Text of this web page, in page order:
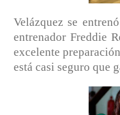
Velázquez se
entrenador Freddie
excelente
está casi seguro que